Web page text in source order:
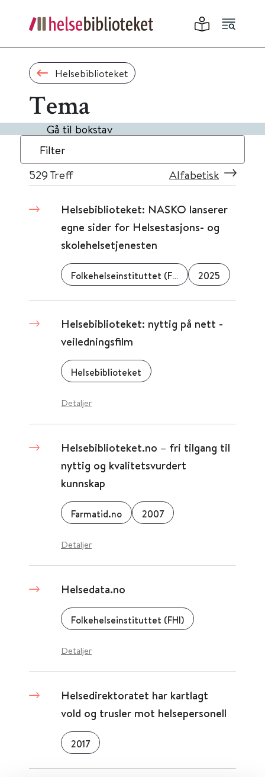
Helsebiblioteket
Tema
Gå til bokstav
Filter
529 Treff Alfabetisk
Helsebiblioteket: NASKO lanserer
egne sider for Helsestasjons- og
skolehelsetjenesten
Folkehelseinstituttet (FHI) 2025
Helsebiblioteket: nyttig på nett -
veiledningsfilm
Helsebiblioteket
Detaljer
Helsebiblioteket.no – fri tilgang til
nyttig og kvalitetsvurdert
kunnskap
Farmatid.no 2007
Detaljer
Helsedata.no
Folkehelseinstituttet (FHI)
Detaljer
Helsedirektoratet har kartlagt
vold og trusler mot helsepersonell
2017